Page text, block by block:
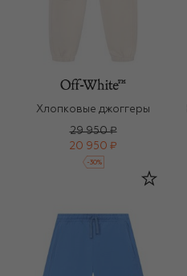
Хлопковые джоггеры
29 950 ₽
20 950 ₽
-30%